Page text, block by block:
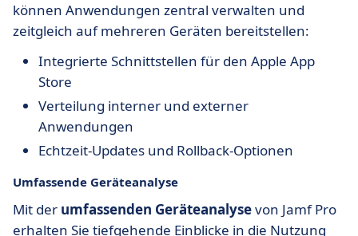
können Anwendungen zentral verwalten und
zeitgleich auf mehreren Geräten bereitstellen:
Integrierte Schnittstellen für den Apple App
Store
Verteilung interner und externer
Anwendungen
Echtzeit-Updates und Rollback-Optionen
Umfassende Geräteanalyse
Mit der umfassenden Geräteanalysevon Jamf Pro
erhalten Sie tiefgehende Einblicke in die Nutzung